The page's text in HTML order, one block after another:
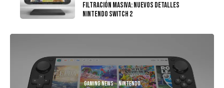
Filtración masiva: Nuevos detalles
Nintendo Switch 2
Gaming news Nintendo